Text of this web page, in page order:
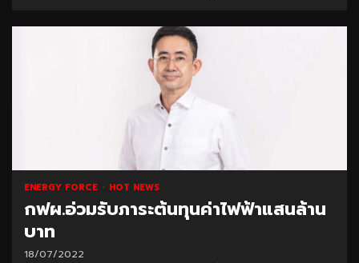
ENERGY FORCE HOT NEWS
กฟผ.อ่วมรับภาระต้นทุนค่าไฟฟ้าแสนล้าน
บาท
18/07/2022